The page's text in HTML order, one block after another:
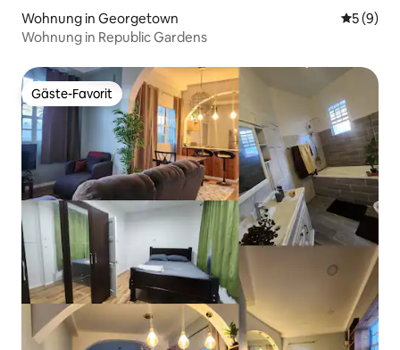
Wohnung in Georgetown
5 (9)
Wohnung in Republic Gardens
Gäste-Favorit
Gäste-Favorit